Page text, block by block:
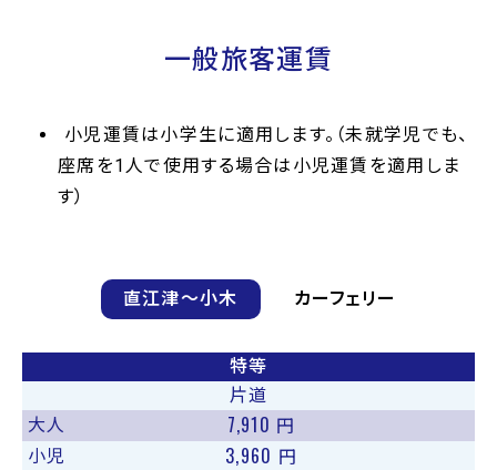
一般旅客運賃
小児運賃は小学生に適用します。（未就学児でも、
座席を1人で使用する場合は小児運賃を適用しま
す）
直江津〜小木 カーフェリー
特等
片道
大人
7,910 円
小児
3,960 円